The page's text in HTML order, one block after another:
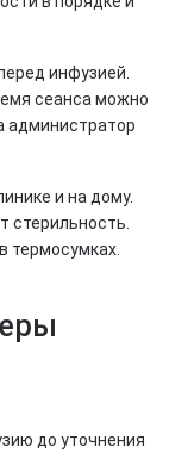
инфузией.
сеанса можно
администратор
и на дому.
стерильность.
термосумках.
до уточнения